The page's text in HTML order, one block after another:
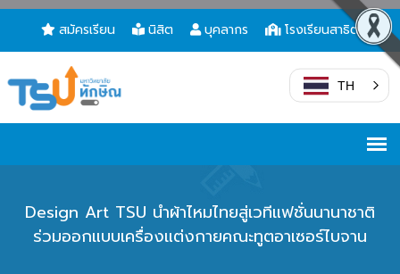
สมัครเรียน นิสิต บุคลากร โรงเรียนสาธิต
TH
Design Art TSU นำผ้าไหมไทยสู่เวทีแฟชั่นนานาชาติ
ร่วมออกแบบเครื่องแต่งกายคณะทูตอาเซอร์ไบจาน